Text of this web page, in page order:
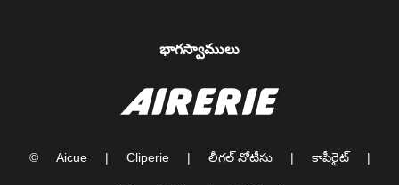
భాగస్వాములు
© Aicue | Cliperie | లీగల్ నోటీసు | కాపీరైట్ |